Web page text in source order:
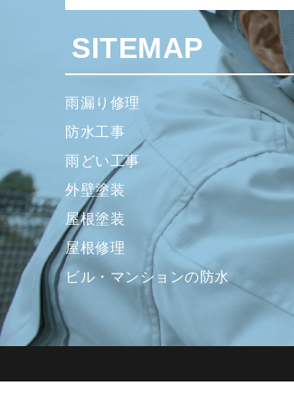
SITEMAP
雨漏り修理
防水工事
雨どい工事
外壁塗装
屋根塗装
屋根修理
ビル・マンションの防水